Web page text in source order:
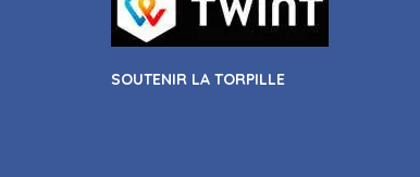
SOUTENIR LA TORPILLE